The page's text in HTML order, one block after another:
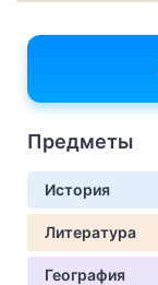
Предметы
История
Литература
География